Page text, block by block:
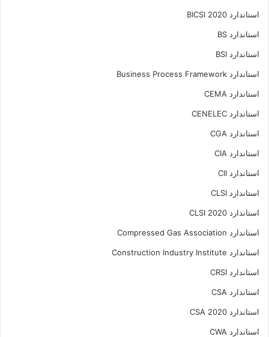
استاندارد BICSI 2020
استاندارد BS
استاندارد BSI
استاندارد Business Process Framework
استاندارد CEMA
استاندارد CENELEC
استاندارد CGA
استاندارد CIA
استاندارد CII
استاندارد CLSI
استاندارد CLSI 2020
استاندارد Compressed Gas Association
استاندارد Construction Industry Institute
استاندارد CRSI
استاندارد CSA
استاندارد CSA 2020
استاندارد CWA